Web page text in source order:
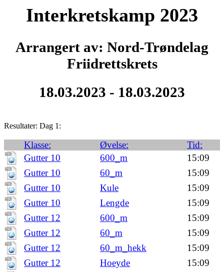
Interkretskamp 2023
Arrangert av: Nord-Trøndelag
Friidrettskrets
18.03.2023 - 18.03.2023
Resultater: Dag 1:
Klasse: Øvelse:
Tid:
Gutter 10
600_m
15:09
Gutter 10
60_m
15:09
Gutter 10
Kule
15:09
Gutter 10
Lengde
15:09
Gutter 12
600_m
15:09
Gutter 12
60_m
15:09
Gutter 12
60_m_hekk
15:09
Gutter 12
Hoeyde
15:09